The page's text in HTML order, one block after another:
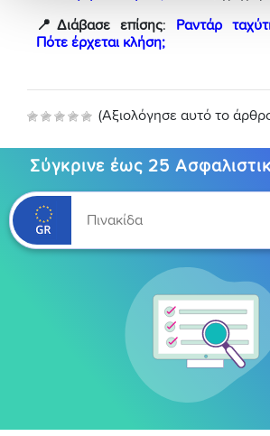
📍Διάβασε επίσης: Ραντάρ
Πότε έρχεται κλήση;
(Αξιολόγησε αυτό το
Σύγκρινε έως 25